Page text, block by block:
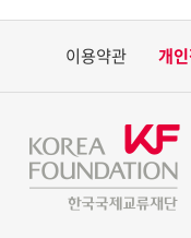
이용약관 개